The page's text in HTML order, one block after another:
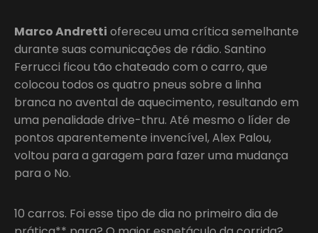
Marco Andretti ofereceu uma crítica semelhante
durante suas comunicações de rádio. Santino
Ferrucci ficou tão chateado com o carro, que
colocou todos os quatro pneus sobre a linha
branca no avental de aquecimento, resultando em
uma penalidade drive-thru. Até mesmo o líder de
pontos aparentemente invencível, Alex Palou,
voltou para a garagem para fazer uma mudança
para o No.
10 carros. Foi esse tipo de dia no primeiro dia de